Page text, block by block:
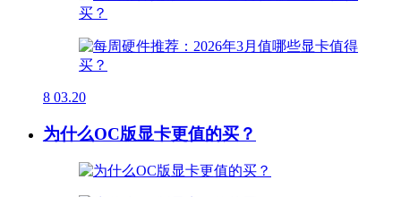
8 03.20
为什么OC版显卡更值的买？